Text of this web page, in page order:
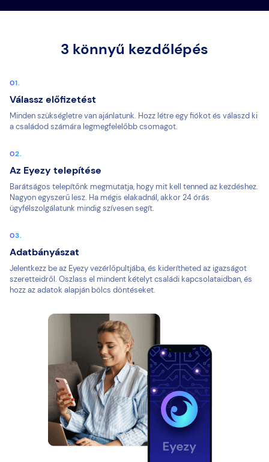
3 könnyű kezdőlépés
Válassz előfizetést
Minden szükségletre van ajánlatunk. Hozz létre egy fiókot és válaszd ki
a családod számára legmegfelelőbb csomagot.
Az Eyezy telepítése
Barátságos telepítőnk megmutatja, hogy mit kell tenned az kezdéshez.
Nagyon egyszerű lesz. Ha mégis elakadnál, akkor 24 órás
ügyfélszolgálatunk mindig szívesen segít.
Adatbányászat
Jelentkezz be az Eyezy vezérlőpultjába, és kiderítheted az igazságot
szeretteidről. Oszlass el mindent kételyt családi kapcsolataidban, és
hozz az adatok alapján bölcs döntéseket.